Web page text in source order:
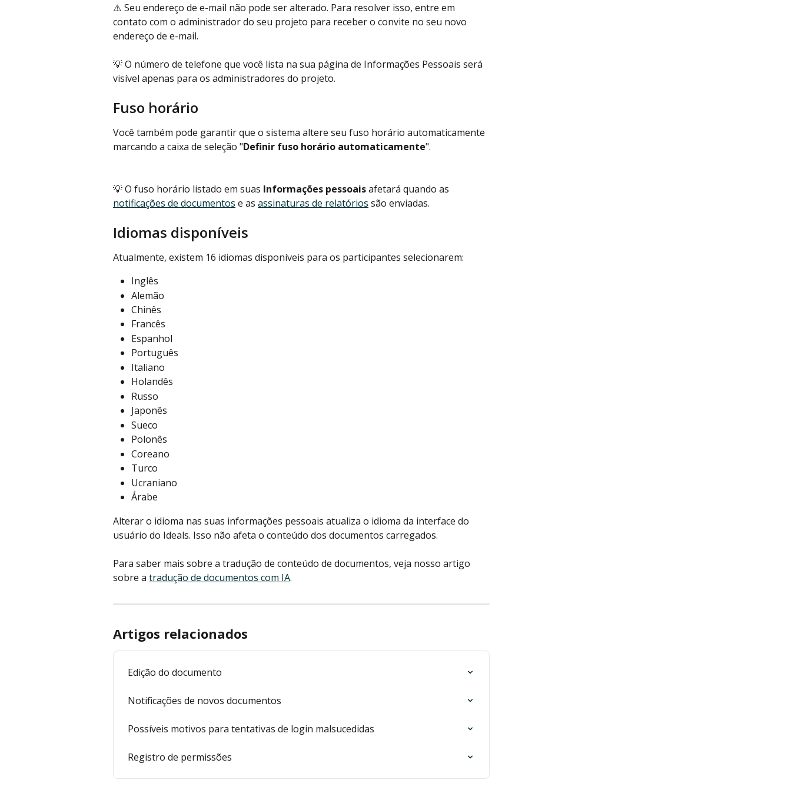
⚠️ Seu endereço de e-mail não pode ser alterado. Para resolver isso, entre em
contato com o administrador do seu projeto para receber o convite no seu novo
endereço de e-mail.
💡 O número de telefone que você lista na sua página de Informações Pessoais será
visível apenas para os administradores do projeto.
Fuso horário
Você também pode garantir que o sistema altere seu fuso horário automaticamente
marcando a caixa de seleção "Definir fuso horário automaticamente".
💡 O fuso horário listado em suas Informações pessoais afetará quando as
notificações de documentos e as assinaturas de relatórios são enviadas.
Idiomas disponíveis
Atualmente, existem 16 idiomas disponíveis para os participantes selecionarem:
Inglês
Alemão
Chinês
Francês
Espanhol
Português
Italiano
Holandês
Russo
Japonês
Sueco
Polonês
Coreano
Turco
Ucraniano
Árabe
Alterar o idioma nas suas informações pessoais atualiza o idioma da interface do
usuário do Ideals. Isso não afeta o conteúdo dos documentos carregados.
Para saber mais sobre a tradução de conteúdo de documentos, veja nosso artigo
sobre a tradução de documentos com IA.
Artigos relacionados
Edição do documento
Notificações de novos documentos
Possíveis motivos para tentativas de login malsucedidas
Registro de permissões